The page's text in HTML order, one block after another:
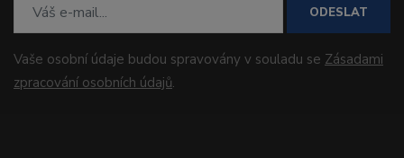
ODESLAT
Vaše osobní údaje budou spravovány v souladu se Zásadami
zpracování osobních údajů.